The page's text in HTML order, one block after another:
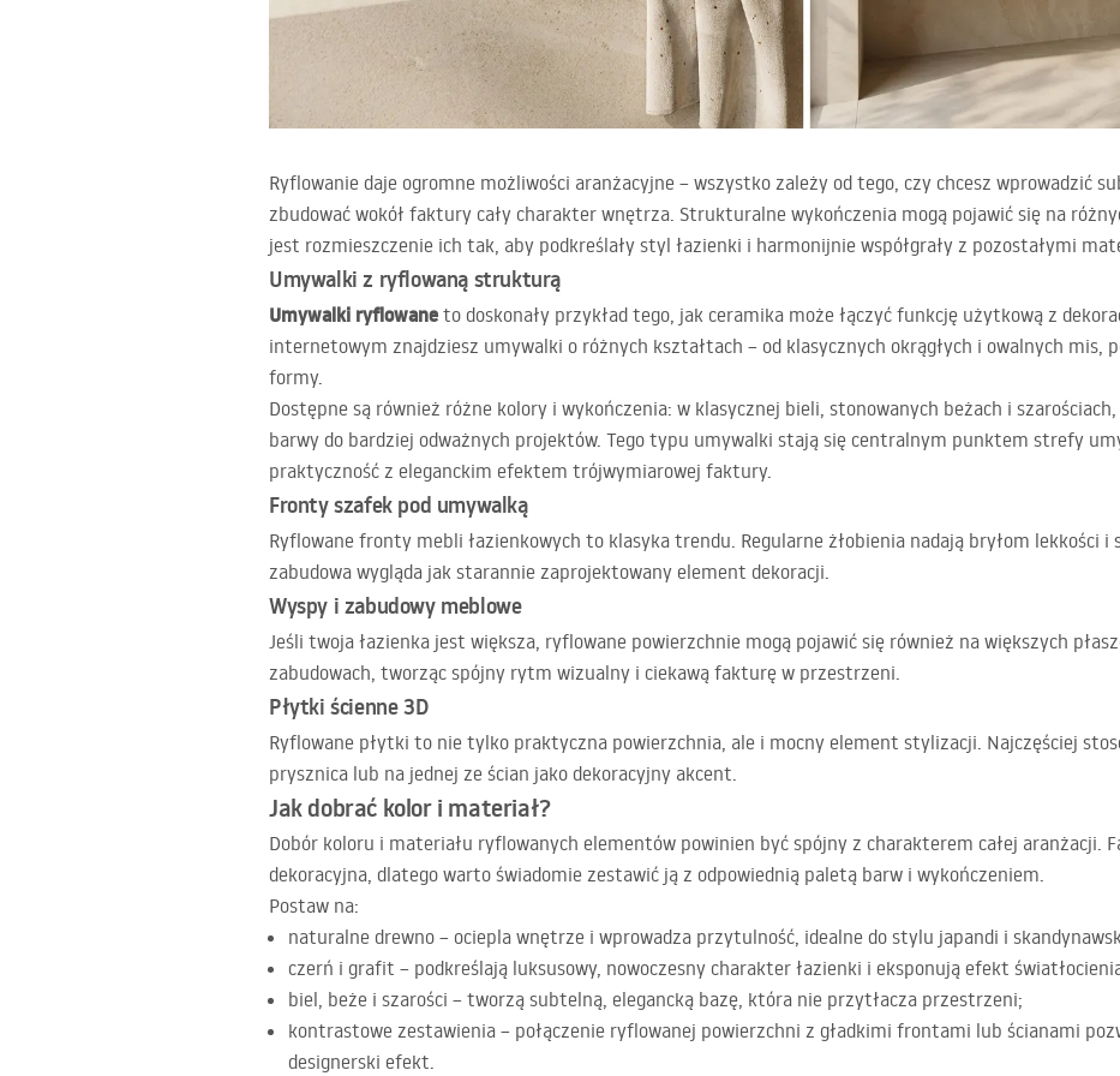
Ryflowanie daje ogromne możliwości aranżacyjne – wszystko zależy od tego, czy chcesz wprowadzić
zbudować wokół faktury cały charakter wnętrza. Strukturalne wykończenia mogą pojawić się na
jest rozmieszczenie ich tak, aby podkreślały styl łazienki i harmonijnie współgrały z pozostałymi
Umywalki z ryflowaną strukturą
Umywalki ryflowane to doskonały przykład tego, jak ceramika może łączyć funkcję użytkową z
internetowym znajdziesz umywalki o różnych kształtach – od klasycznych okrągłych i owalnych mis,
formy.
Dostępne są również różne kolory i wykończenia: w klasycznej bieli, stonowanych beżach i
barwy do bardziej odważnych projektów. Tego typu umywalki stają się centralnym punktem strefy
praktyczność z eleganckim efektem trójwymiarowej faktury.
Fronty szafek pod umywalką
Ryflowane fronty mebli łazienkowych to klasyka trendu. Regularne żłobienia nadają bryłom lekkości i
zabudowa wygląda jak starannie zaprojektowany element dekoracji.
Wyspy i zabudowy meblowe
Jeśli twoja łazienka jest większa, ryflowane powierzchnie mogą pojawić się również na większych
zabudowach, tworząc spójny rytm wizualny i ciekawą fakturę w przestrzeni.
Płytki ścienne 3D
Ryflowane płytki to nie tylko praktyczna powierzchnia, ale i mocny element stylizacji. Najczęściej
prysznica lub na jednej ze ścian jako dekoracyjny akcent.
Jak dobrać kolor i materiał?
Dobór koloru i materiału ryflowanych elementów powinien być spójny z charakterem całej aranżacji.
dekoracyjna, dlatego warto świadomie zestawić ją z odpowiednią paletą barw i wykończeniem.
Postaw na:
naturalne drewno – ociepla wnętrze i wprowadza przytulność, idealne do stylu japandi i
czerń i grafit – podkreślają luksusowy, nowoczesny charakter łazienki i eksponują efekt
biel, beże i szarości – tworzą subtelną, elegancką bazę, która nie przytłacza przestrzeni;
kontrastowe zestawienia – połączenie ryflowanej powierzchni z gładkimi frontami lub ścianami
designerski efekt.